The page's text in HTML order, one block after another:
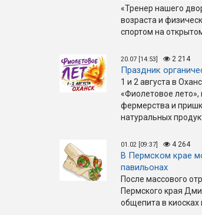
«Тренер нашего
возраста и
спортом на
20.07 [14:53] 2 214
Праздник
1 и 2 августа в
«Фиолетовое лето»,
фермерства и
натуральных
01.02 [09:37] 4 264
В Пермском крае
павильонах
После массового
Пермского края
общепита в киосках